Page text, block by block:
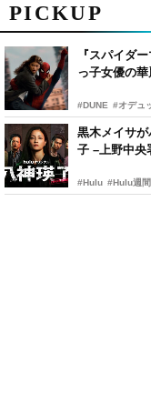
PICKUP
『スパイダ
っ子女優の
#DUNE #オデュ
黒木メイサ
子 –上野中央
#Hulu #Hulu週